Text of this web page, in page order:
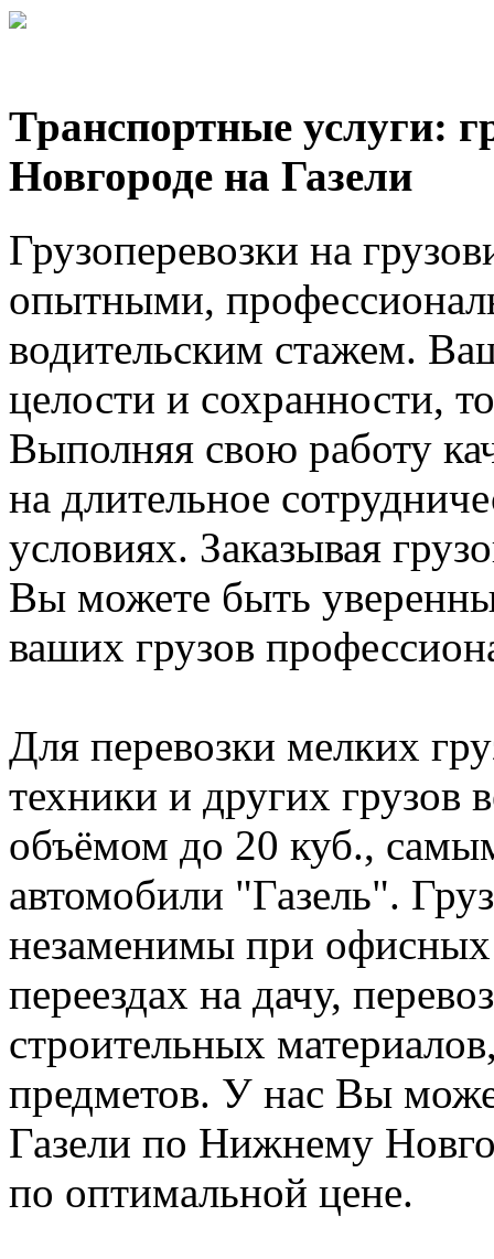
Транспортные услуги:
Новгороде на Газели
Грузоперевозки на
опытными,
водительским стажем.
целости и сохранности,
Выполняя свою работу
на длительное
условиях. Заказывая
Вы можете быть
ваших грузов
Для перевозки мелких
техники и других
объёмом до 20 куб.,
автомобили "Газель".
незаменимы при офисных
переездах на дачу,
строительных
предметов. У нас Вы
Газели по Нижнему
по оптимальной цене.